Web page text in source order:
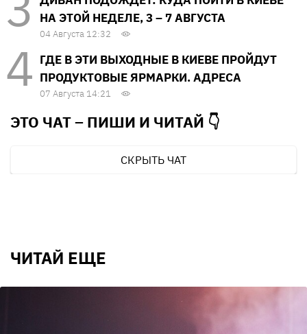
НА ЭТОЙ НЕДЕЛЕ, 3 – 7 АВГУСТА
04 Августа 12:32
ГДЕ В ЭТИ ВЫХОДНЫЕ В КИЕВЕ ПРОЙДУТ
ПРОДУКТОВЫЕ ЯРМАРКИ. АДРЕСА
07 Августа 14:21
ЭТО ЧАТ – ПИШИ И ЧИТАЙ 👇
СКРЫТЬ ЧАТ
ЧИТАЙ ЕЩЕ